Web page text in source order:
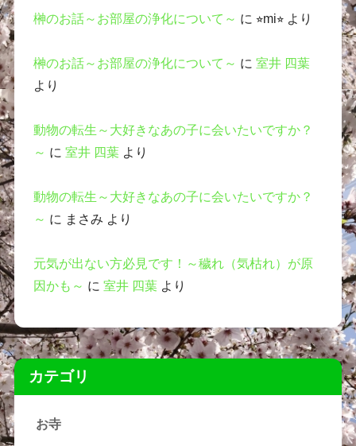
榊のお話～お部屋の浄化について～ に ⭐︎mi⭐︎より
榊のお話～お部屋の浄化について～ に 室井 四葉
より
動物の転生～大好きなあの子に会いたいですか？
～ に 室井 四葉より
動物の転生～大好きなあの子に会いたいですか？
～ に まさみ より
元気が出ない方必見です！～穢れ（気枯れ）が原
因かも～ に 室井 四葉より
カテゴリ
お寺